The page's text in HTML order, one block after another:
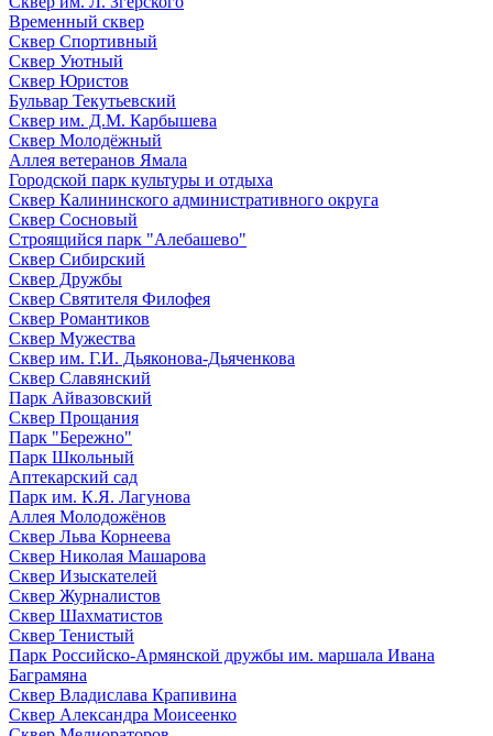
Временный сквер
Сквер Спортивный
Сквер Уютный
Сквер Юристов
Бульвар Текутьевский
Сквер им. Д.М. Карбышева
Сквер Молодёжный
Аллея ветеранов Ямала
Городской парк культуры и отдыха
Сквер Калининского административного округа
Сквер Сосновый
Строящийся парк "Алебашево"
Сквер Сибирский
Сквер Дружбы
Сквер Святителя Филофея
Сквер Романтиков
Сквер Мужества
Сквер им. Г.И. Дьяконова-Дьяченкова
Сквер Славянский
Парк Айвазовский
Сквер Прощания
Парк "Бережно"
Парк Школьный
Аптекарский сад
Парк им. К.Я. Лагунова
Аллея Молодожёнов
Сквер Льва Корнеева
Сквер Николая Машарова
Сквер Изыскателей
Сквер Журналистов
Сквер Шахматистов
Сквер Тенистый
Парк Российско-Армянской дружбы им. маршала Ивана
Баграмяна
Сквер Владислава Крапивина
Сквер Александра Моисеенко